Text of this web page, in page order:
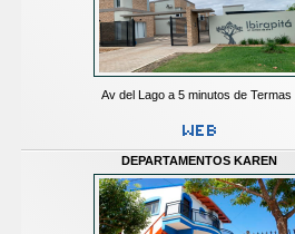
Av del Lago a 5 minutos de Termas
DEPARTAMENTOS KAREN